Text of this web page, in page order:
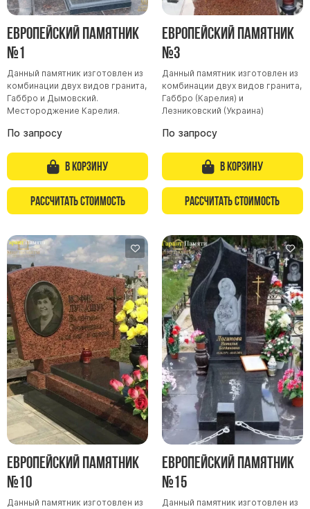
Европейский памятник
№1
Данный памятник изготовлен из
комбинации двух видов гранита,
Габбро и Дымовский.
Местороджение Карелия.
По запросу
В корзину
Рассчитать стоимость
Европейский памятник
№3
Данный памятник изготовлен из
комбинации двух видов гранита,
Габбро (Карелия) и
Лезниковский (Украина)
По запросу
В корзину
Рассчитать стоимость
Европейский памятник
№10
Данный памятник изготовлен из
Европейский памятник
№15
Данный памятник изготовлен из